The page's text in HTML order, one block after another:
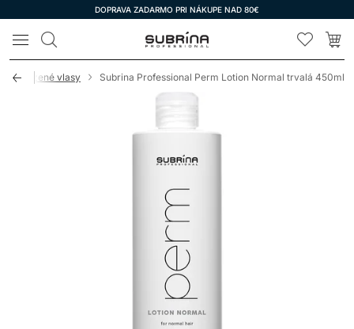
DOPRAVA ZADARMO PRI NÁKUPE NAD 80€
LOMAX
prirodzené vlasy Subrina Professional Perm Lotion Normal trvalá 450ml